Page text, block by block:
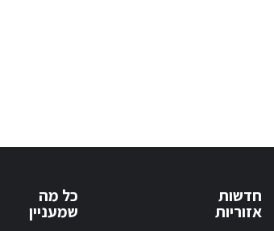
חדשות
אזוריות
כל מה
שמעניין